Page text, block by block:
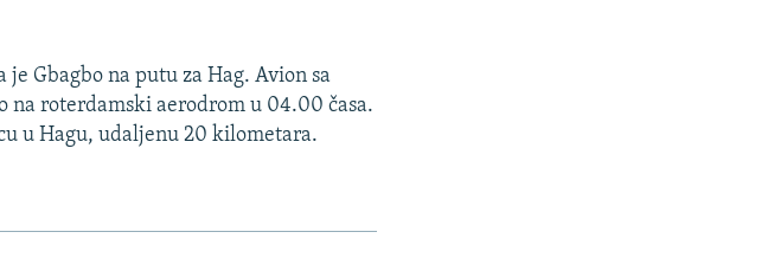
Gbagbo na putu za Hag. Avion sa
na roterdamski aerodrom u 04.00 časa.
u Hagu, udaljenu 20 kilometara.